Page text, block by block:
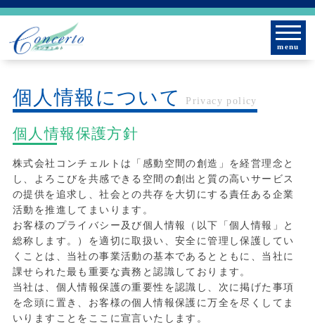
menu
個人情報について Privacy policy
個人情報保護方針
株式会社コンチェルトは「感動空間の創造」を経営理念と
し、よろこびを共感できる空間の創出と質の高いサービス
の提供を追求し、社会との共存を大切にする責任ある企業
活動を推進してまいります。
お客様のプライバシー及び個人情報（以下「個人情報」と
総称します。）を適切に取扱い、安全に管理し保護してい
くことは、当社の事業活動の基本であるとともに、当社に
課せられた最も重要な責務と認識しております。
当社は、個人情報保護の重要性を認識し、次に掲げた事項
を念頭に置き、お客様の個人情報保護に万全を尽くしてま
いりますことをここに宣言いたします。